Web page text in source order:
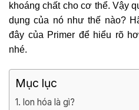
khoáng chất cho cơ thể. Vậy
dụng của nó như thế nào?
đây của Primer để hiểu rõ
nhé.
Mục lục
Ion hóa là gì?